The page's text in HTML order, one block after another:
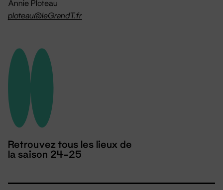
Annie Ploteau
ploteau@leGrandT.fr
Retrouvez tous les lieux de
la saison 24-25